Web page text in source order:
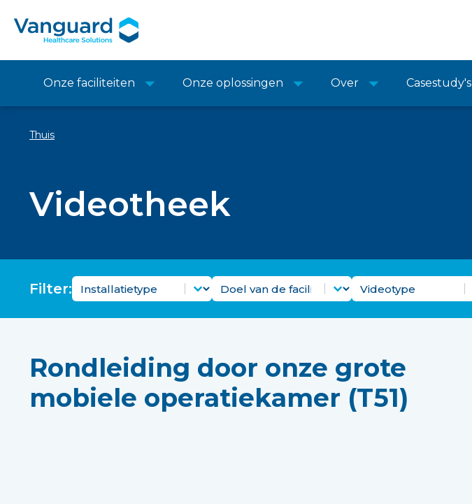
Onze faciliteiten Onze oplossingen Over Casestudy's
Thuis
Videotheek
Filter:Video-installatietypefilter
Selecteer inhoud Videofaciliteit Doelfilter
Selecteer inhoud Videotypefilter
Selecteer inhoud
Rondleiding door onze grote
mobiele operatiekamer (T51)